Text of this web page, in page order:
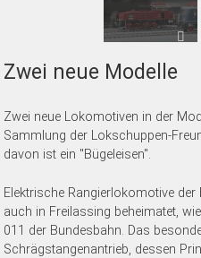
Zwei neue Modelle
Zwei neue Lokomotiven in der
Sammlung der Lokschuppen-
davon ist ein "Bügeleisen".
Elektrische Rangierlokomotive der
auch in Freilassing beheimatet,
011 der Bundesbahn. Das
Schrägstangenantrieb, dessen